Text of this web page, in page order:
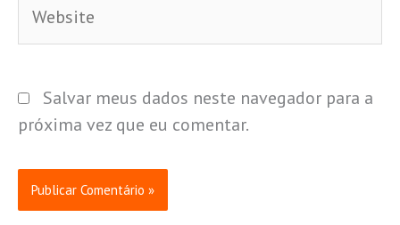
Salvar meus dados neste navegador para a
próxima vez que eu comentar.